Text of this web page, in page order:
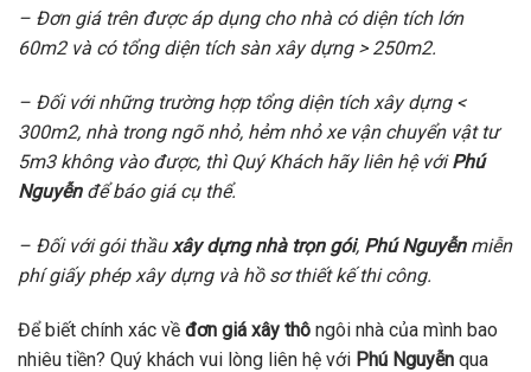
– Đơn giá trên được áp dụng cho nhà có diện tích lớn
60m2 và có tổng diện tích sàn xây dựng > 250m2.
– Đối với những trường hợp tổng diện tích xây dựng <
300m2, nhà trong ngõ nhỏ, hẻm nhỏ xe vận chuyển vật tư
5m3 không vào được, thì Quý Khách hãy liên hệ vớiPhú
Nguyễnđể báo giá cụ thể.
– Đối với gói thầu xây dựng nhà trọn gói, Phú Nguyễnmiễn
phí giấy phép xây dựng và hồ sơ thiết kế thi công.
Để biết chính xác về đơn giá xây thô ngôi nhà của mình bao
nhiêu tiền? Quý khách vui lòng liên hệ với Phú Nguyễn qua